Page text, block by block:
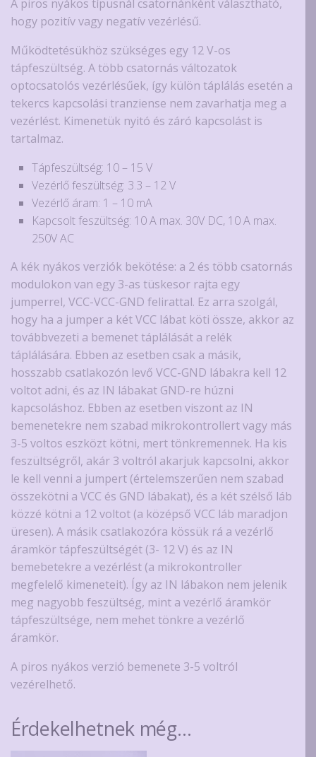
A piros nyákos típusnál csatornánként választható,
hogy pozitív vagy negatív vezérlésű.
Működtetésükhöz szükséges egy 12 V-os
tápfeszültség. A több csatornás változatok
optocsatolós vezérlésűek, így külön táplálás esetén a
tekercs kapcsolási tranziense nem zavarhatja meg a
vezérlést. Kimenetük nyitó és záró kapcsolást is
tartalmaz.
Tápfeszültség: 10 – 15 V
Vezérlő feszültség: 3.3 – 12 V
Vezérlő áram: 1 – 10 mA
Kapcsolt feszültség: 10 A max. 30V DC, 10 A max.
250V AC
A kék nyákos verziók bekötése: a 2 és több csatornás
modulokon van egy 3-as tüskesor rajta egy
jumperrel, VCC-VCC-GND felirattal. Ez arra szolgál,
hogy ha a jumper a két VCC lábat köti össze, akkor az
továbbvezeti a bemenet táplálását a relék
táplálására. Ebben az esetben csak a másik,
hosszabb csatlakozón levő VCC-GND lábakra kell 12
voltot adni, és az IN lábakat GND-re húzni
kapcsoláshoz. Ebben az esetben viszont az IN
bemenetekre nem szabad mikrokontrollert vagy más
3-5 voltos eszközt kötni, mert tönkremennek. Ha kis
feszültségről, akár 3 voltról akarjuk kapcsolni, akkor
le kell venni a jumpert (értelemszerűen nem szabad
összekötni a VCC és GND lábakat), és a két szélső láb
közzé kötni a 12 voltot (a középső VCC láb maradjon
üresen). A másik csatlakozóra kössük rá a vezérlő
áramkör tápfeszültségét (3- 12 V) és az IN
bemebetekre a vezérlést (a mikrokontroller
megfelelő kimeneteit). Így az IN lábakon nem jelenik
meg nagyobb feszültség, mint a vezérlő áramkör
tápfeszültsége, nem mehet tönkre a vezérlő
áramkör.
A piros nyákos verzió bemenete 3-5 voltról
vezérelhető.
Érdekelhetnek még…